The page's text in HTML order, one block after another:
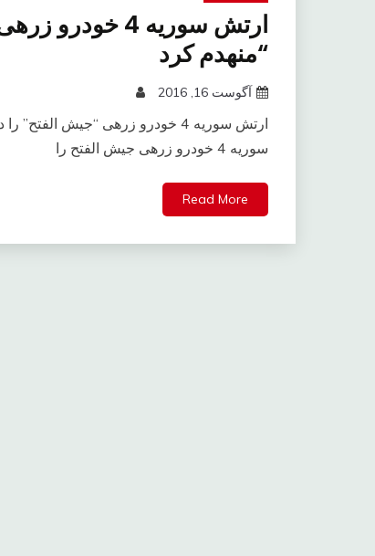
“منهدم کرد
آگوست 16, 2016
سوریه 4 خودرو زرهی جیش الفتح را
Read More